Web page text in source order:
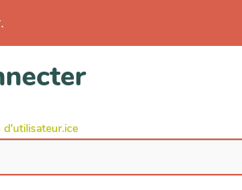
d'utilisateur.ice